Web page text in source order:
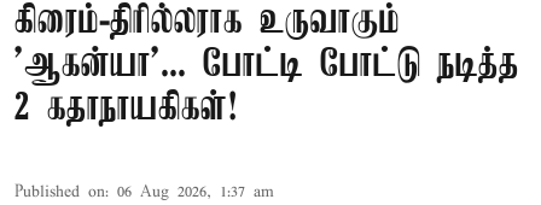
கிரைம்-திரில்லராக உருவாகும்
'ஆகன்யா'... போட்டி போட்டு நடித்த
2 கதாநாயகிகள்!
Published on: 06 Aug 2026, 1:37 am